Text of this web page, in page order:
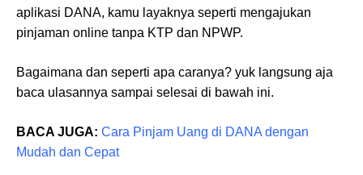
aplikasi DANA, kamu layaknya seperti mengajukan
pinjaman online tanpa KTP dan NPWP.
Bagaimana dan seperti apa caranya? yuk langsung aja
baca ulasannya sampai selesai di bawah ini.
BACA JUGA: Cara Pinjam Uang di DANA dengan
Mudah dan Cepat